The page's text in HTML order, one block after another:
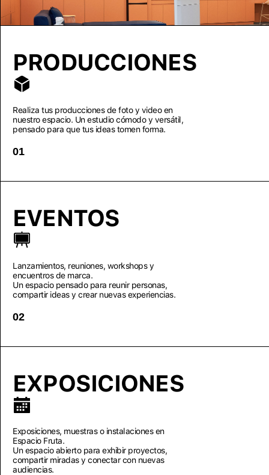
PRODUCCIONES
Realiza tus producciones de foto y video en
nuestro espacio. Un estudio cómodo y versátil,
pensado para que tus ideas tomen forma.
01
EVENTOS
Lanzamientos, reuniones, workshops y
encuentros de marca.
Un espacio pensado para reunir personas,
compartir ideas y crear nuevas experiencias.
02
EXPOSICIONES
Exposiciones, muestras o instalaciones en
Espacio Fruta.
Un espacio abierto para exhibir proyectos,
compartir miradas y conectar con nuevas
audiencias.